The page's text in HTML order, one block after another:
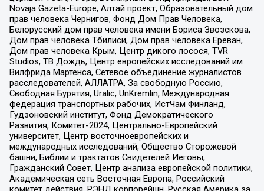
Novaja Gazeta-Europe, Алтай проект, Образовательный дом
прав человека Чернигов, Фонд Дом Прав Человека,
Белорусский дом прав человека имени Бориса Звозскова,
Дом прав человека Тбилиси, Дом прав человека Ереван,
Дом прав человека Крым, Центр дикого лосося, TVR
Studios, ТВ Дождь, Центр европейских исследований им
Вилфрида Мартенса, Сетевое объединение журналистов
расследователей, АЛЛАТРА, За свободную Россию,
Свободная Бурятия, Uralic, UnKremlin, Международная
федерация транспортных рабочих, ИстЧам Финланд,
Гудзоновский институт, Фонд Демократического
Развития, Комитет-2024, Центрально-Европейский
университет, Центр восточноевропейских и
международных исследований, Общество Сторожевой
башни, Библии и трактатов Свидетелей Иеговы,
Гражданский Совет, Центр анализа европейской политики,
Академическая сеть Восточная Европа, Российский